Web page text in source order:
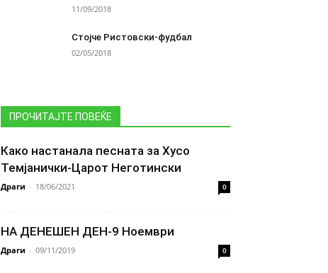
11/09/2018
Стојче Ристовски-фудбал
02/05/2018
ПРОЧИТАЈТЕ ПОВЕЌЕ
Како настанала песната за Хусо
Темјанички-Царот Неготински
Драги - 18/06/2021 0
НА ДЕНЕШЕН ДЕН-9 Ноември
Драги - 09/11/2019 0